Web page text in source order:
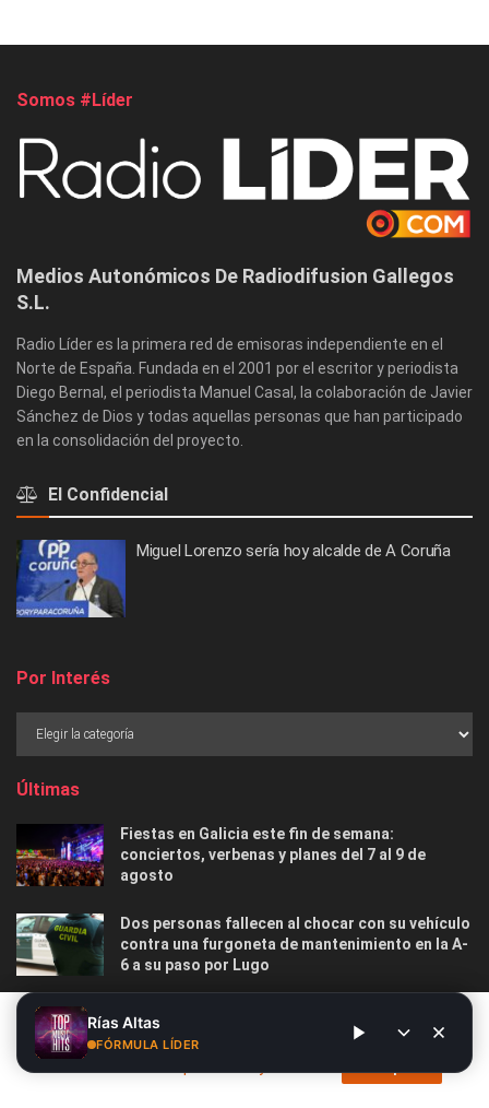
Somos #Líder
Medios Autonómicos De Radiodifusion Gallegos
S.L.
Radio Líder es la primera red de emisoras independiente en el
Norte de España. Fundada en el 2001 por el escritor y periodista
Diego Bernal, el periodista Manuel Casal, la colaboración de Javier
Sánchez de Dios y todas aquellas personas que han participado
en la consolidación del proyecto.
El Confidencial
Miguel Lorenzo sería hoy alcalde de A Coruña
Por Interés
Últimas
Fiestas en Galicia este fin de semana:
conciertos, verbenas y planes del 7 al 9 de
agosto
Dos personas fallecen al chocar con su vehículo
contra una furgoneta de mantenimiento en la A-
6 a su paso por Lugo
Las 12 playas gallegas con Bandera Azul menos
masificadas para disfrutar este verano
Rías Altas
FÓRMULA LÍDER
Este sitio web utiliza cookies. Al continuar utilizando este sitio
web, usted da su consentimiento para el uso de cookies. Visite